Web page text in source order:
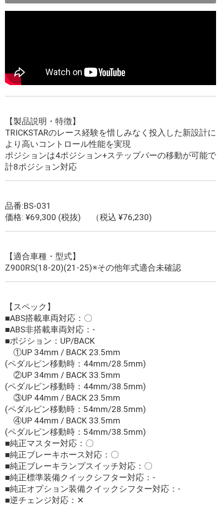
【製品説明・特徴】
TRICKSTARのレース経験を惜しみなく投入した新設計に
より高いコントロール性能を実現
ポジションは4ポジション+ステップバーの移動が可能で
計8ポジション対応
品番:BS-031
価格: ¥69,300 (税抜) （税込 ¥76,230)
【適合車種・型式】
Z900RS(18-20)(21-25)※その他年式適合未確認
【スペック】
■ABS搭載車両対応：〇
■ABS非搭載車両対応：-
■ポジション：UP/BACK
①UP 34mm / BACK 23.5mm
(ペダルピン移動時：44mm/28.5mm)
②UP 34mm / BACK 33.5mm
(ペダルピン移動時：44mm/38.5mm)
③UP 44mm / BACK 23.5mm
(ペダルピン移動時：54mm/28.5mm)
④UP 44mm / BACK 33.5mm
(ペダルピン移動時：54mm/38.5mm)
■純正マスター対応：〇
■純正ブレーキホース対応：〇
■純正ブレーキランプスイッチ対応：〇
■純正標準装備クイックシフター対応：-
■純正オプション装備クイックシフター対応：-
■逆チェンジ対応：✕